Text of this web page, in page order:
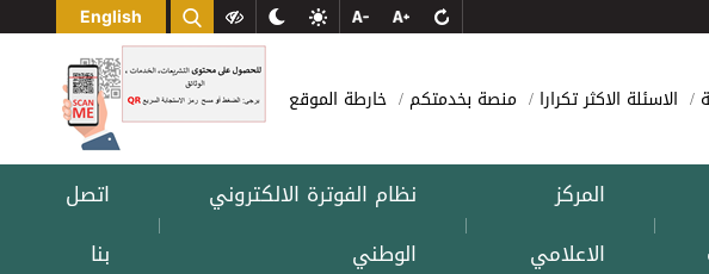
English
الاسئلة الاكثر تكرارا منصة بخدمتكم خارطة الموقع
|
المركز
الاعلامي
|
نظام الفوترة الالكتروني
الوطني
|
اتصل
بنا